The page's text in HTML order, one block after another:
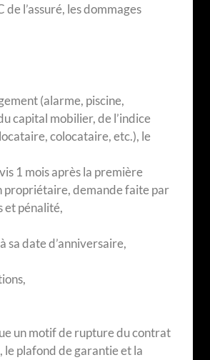
l’assuré, les dommages
(alarme, piscine,
capital mobilier, de l’indice
colocataire, etc.), le
1 mois après la première
propriétaire, demande faite par
et pénalité,
sa date d’anniversaire,
un motif de rupture du contrat
le plafond de garantie et la